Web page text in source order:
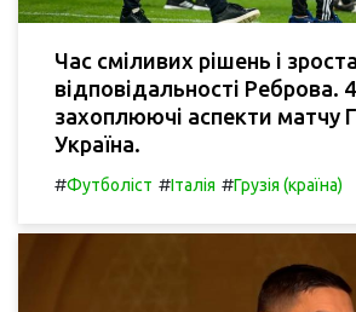
Час сміливих рішень і
відповідальності Реброва. 4
захоплюючі аспекти матчу
Україна.
#Футболіст #Італія #Грузія (країна)